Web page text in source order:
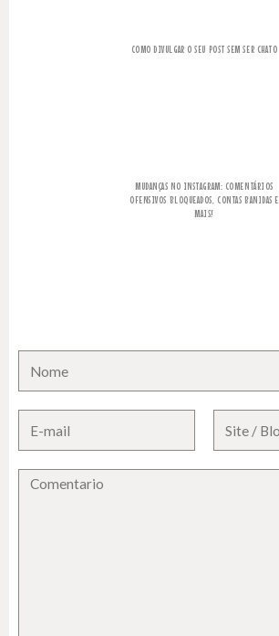
COMO DIVULGAR O SEU POST SEM SER CHATO
MUDANÇAS NO INSTAGRAM: COMENTÁRIOS
OFENSIVOS BLOQUEADOS, CONTAS BANIDAS E
MAIS!